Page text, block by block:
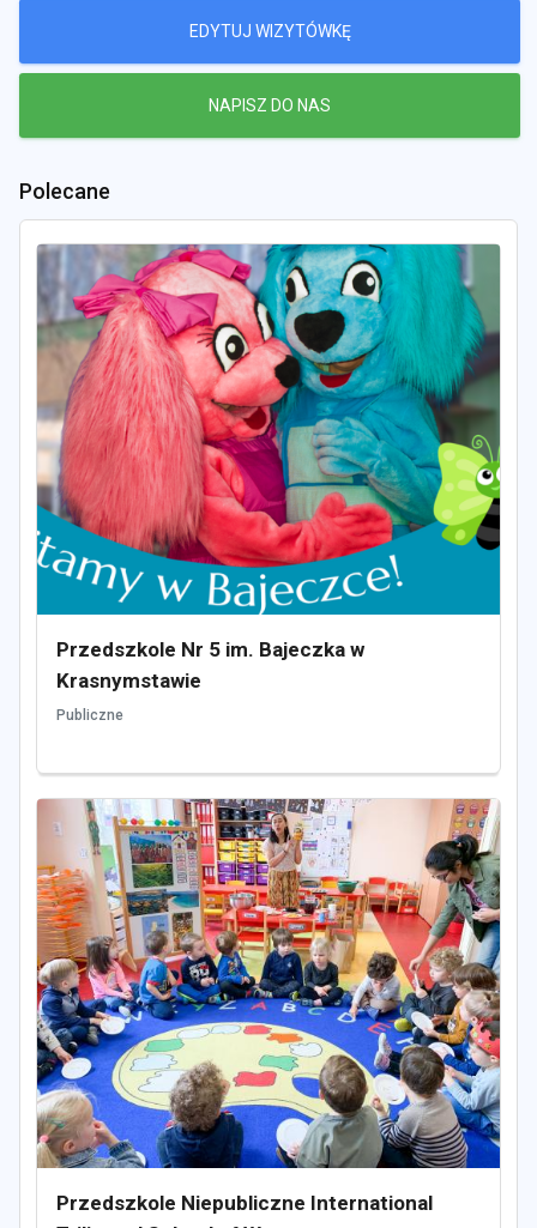
EDYTUJ WIZYTÓWKĘ
NAPISZ DO NAS
Polecane
Przedszkole Nr 5 im. Bajeczka w
Krasnymstawie
Publiczne
Przedszkole Niepubliczne International